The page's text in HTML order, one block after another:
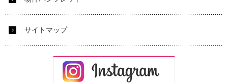
サイトマップ